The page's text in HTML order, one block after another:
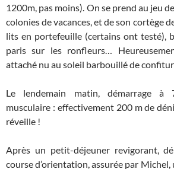
1200m, pas moins). On se prend au jeu
colonies de vacances, et de son cortège
lits en portefeuille (certains ont testé),
paris sur les ronfleurs…
attaché nu au soleil barbouillé de
Le lendemain matin, démarrage
musculaire : effectivement 200 m de
réveille !
Après un petit-déjeuner revigorant,
course d’orientation, assurée par Michel,